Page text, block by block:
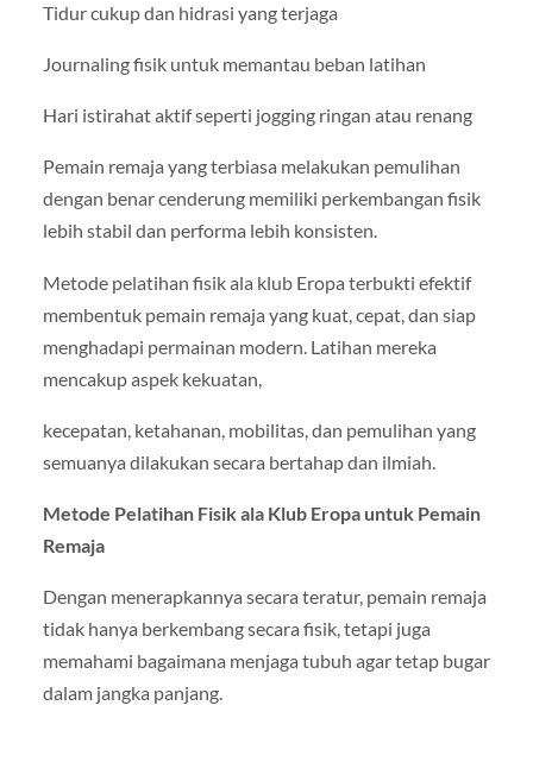
Tidur cukup dan hidrasi yang terjaga
Journaling fisik untuk memantau beban latihan
Hari istirahat aktif seperti jogging ringan atau renang
Pemain remaja yang terbiasa melakukan pemulihan
dengan benar cenderung memiliki perkembangan fisik
lebih stabil dan performa lebih konsisten.
Metode pelatihan fisik ala klub Eropa terbukti efektif
membentuk pemain remaja yang kuat, cepat, dan siap
menghadapi permainan modern. Latihan mereka
mencakup aspek kekuatan,
kecepatan, ketahanan, mobilitas, dan pemulihan yang
semuanya dilakukan secara bertahap dan ilmiah.
Metode Pelatihan Fisik ala Klub Eropa untuk Pemain
Remaja
Dengan menerapkannya secara teratur, pemain remaja
tidak hanya berkembang secara fisik, tetapi juga
memahami bagaimana menjaga tubuh agar tetap bugar
dalam jangka panjang.